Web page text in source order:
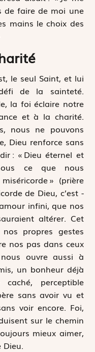
de faire de moi une
mains le choix des
le seul Saint, et lui
de la sainteté.
la foi éclaire notre
et à la charité.
nous ne pouvons
Dieu renforce sans
: « Dieu éternel et
ce que nous
» (prière
de Dieu, c’est
infini, que nos
altérer. Cet
propres gestes
nos pas dans ceux
ouvre aussi à
un bonheur déjà
perceptible
sans avoir vu et
voir encore. Foi,
sur le chemin
mieux aimer,